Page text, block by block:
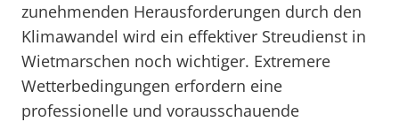
zunehmenden Herausforderungen durch den
Klimawandel wird ein effektiver Streudienst in
Wietmarschen noch wichtiger. Extremere
Wetterbedingungen erfordern eine
professionelle und vorausschauende